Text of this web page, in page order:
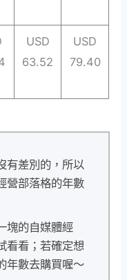
USD
63.52
USD
79.40
有差別的，所以
營部落格的年數
塊的自媒體經
看看；若確定想
年數去購買喔～